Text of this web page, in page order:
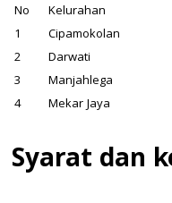
No
Kelurahan
1
Cipamokolan
2
Darwati
3
Manjahlega
4
Mekar Jaya
Syarat dan